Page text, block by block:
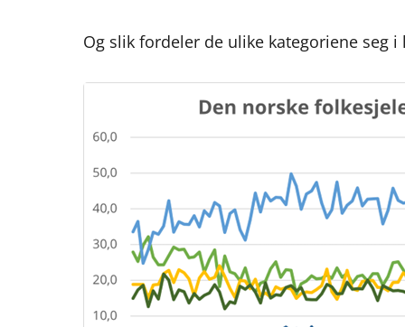
Og slik fordeler de ulike kategoriene seg i